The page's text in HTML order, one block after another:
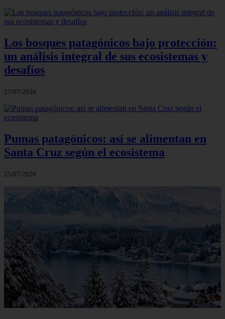
Los bosques patagónicos bajo protección:
un análisis integral de sus ecosistemas y
desafíos
27/07/2026
Pumas patagónicos: así se alimentan en
Santa Cruz según el ecosistema
25/07/2026